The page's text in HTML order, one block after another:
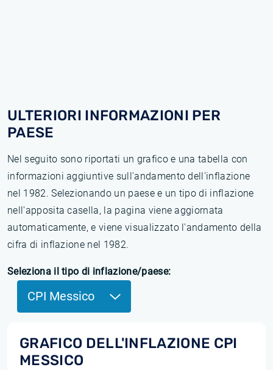
ULTERIORI INFORMAZIONI PER
PAESE
Nel seguito sono riportati un grafico e una tabella con
informazioni aggiuntive sull'andamento dell'inflazione
nel 1982. Selezionando un paese e un tipo di inflazione
nell'apposita casella, la pagina viene aggiornata
automaticamente, e viene visualizzato l'andamento della
cifra di inflazione nel 1982.
Seleziona il tipo di inflazione/paese:
CPI Messico
GRAFICO DELL'INFLAZIONE CPI
MESSICO